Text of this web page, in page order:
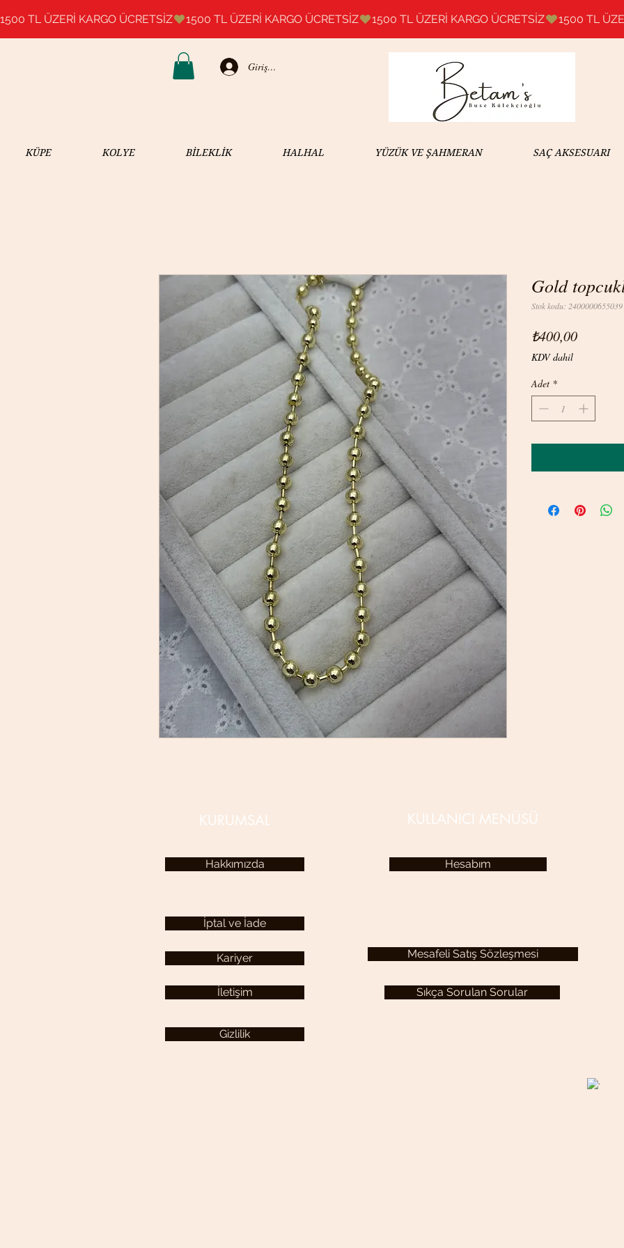
1500 TL ÜZERİ KARGO ÜCRETSİZ
Giriş Yap
KÜPE KOLYE BİLEKLİK HALHAL YÜZÜK VE ŞAHMERAN SAÇ AKSESUARI
Gold
Stok kodu: 2400000655039
₺400,00Fiyat
KDV dahil
Adet *
Hakkımızda
KURUMSAL
İptal ve İade
KULLANICI MENÜSÜ
Hesabım
Sıkça Sorulan Sorular
İletişim
Mesafeli Satış Sözleşmesi
Gizlilik
Kariyer